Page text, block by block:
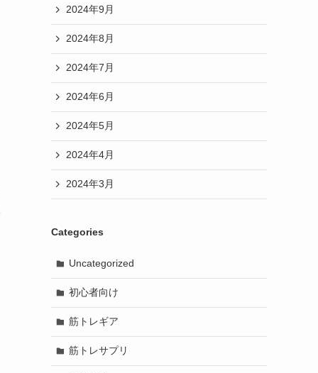
2024年9月
2024年8月
2024年7月
2024年6月
2024年5月
2024年4月
2024年3月
Categories
Uncategorized
初心者向け
筋トレギア
筋トレサプリ